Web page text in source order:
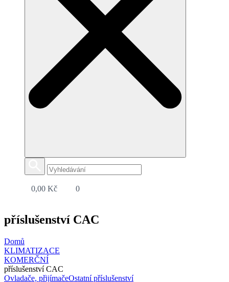
0,00 Kč 0
příslušenství CAC
Domů
KLIMATIZACE
KOMERČNÍ
příslušenství CAC
Ovladače, přijímačeOstatní příslušenství